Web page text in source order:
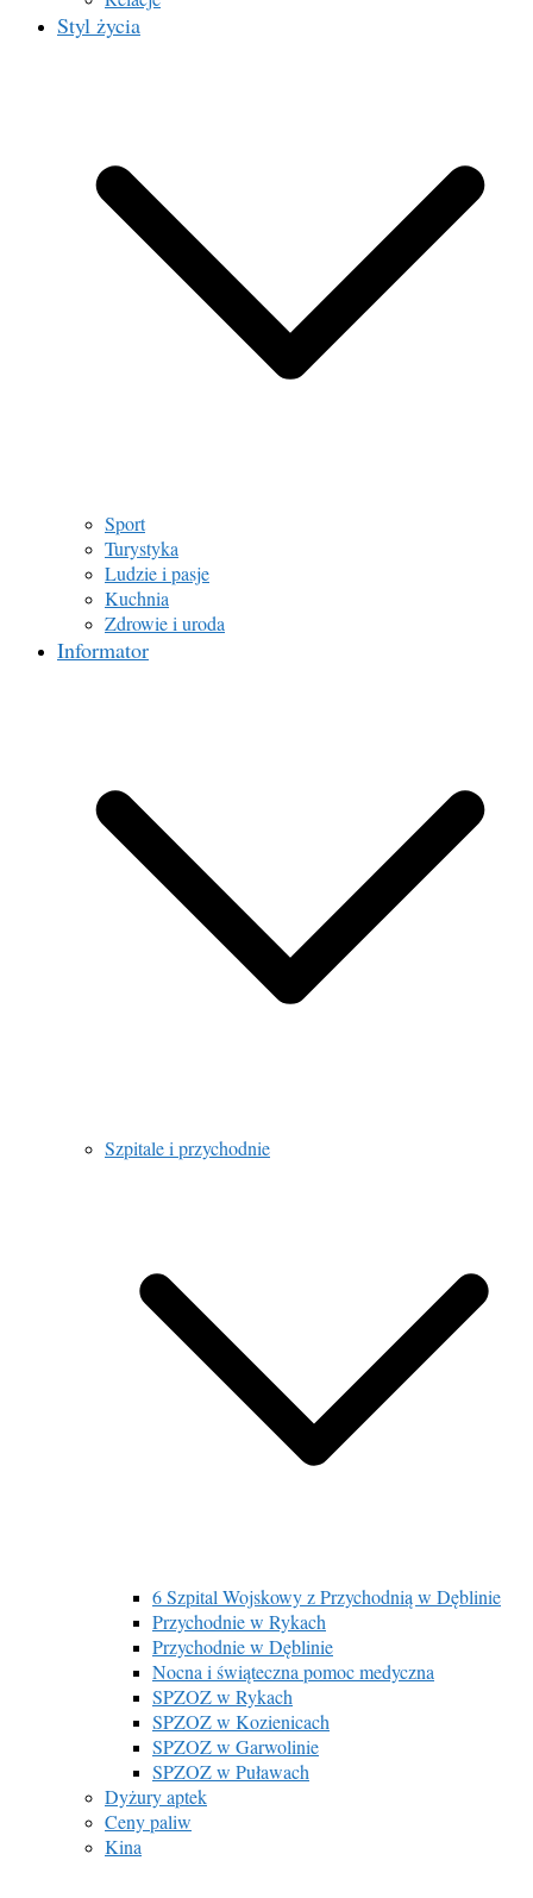
Styl życia
Sport
Turystyka
Ludzie i pasje
Kuchnia
Zdrowie i uroda
Informator
Szpitale i przychodnie
6 Szpital Wojskowy z Przychodnią w Dęblinie
Przychodnie w Rykach
Przychodnie w Dęblinie
Nocna i świąteczna pomoc medyczna
SPZOZ w Rykach
SPZOZ w Kozienicach
SPZOZ w Garwolinie
SPZOZ w Puławach
Dyżury aptek
Ceny paliw
Kina